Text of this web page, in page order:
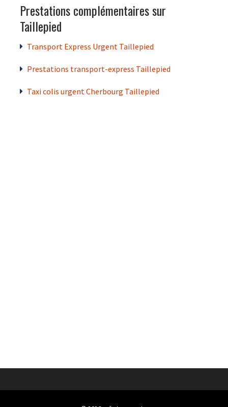
Prestations complémentaires sur
Taillepied
Transport Express Urgent Taillepied
Prestations transport-express Taillepied
Taxi colis urgent Cherbourg Taillepied